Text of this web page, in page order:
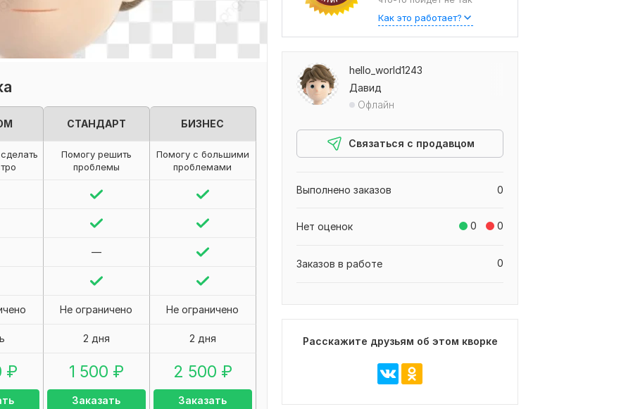
СТАНДАРТ БИЗНЕС
Помогу решить
проблемы
Помогу с большими
проблемами
—
Не ограничено Не ограничено
2 дня 2 дня
₽ 1 500 ₽
Заказать
2 500 ₽
Заказать
Как это работает?
hello_world1243
Давид
Офлайн
Связаться с продавцом
0
Выполнено заказов
0 0
Нет оценок
0
Заказов в работе
Расскажите друзьям об этом кворке